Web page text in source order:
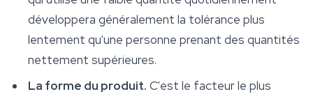
développera généralement la tolérance plus
lentement qu'une personne prenant des quantités
nettement supérieures.
La forme du produit. C'est le facteur le plus